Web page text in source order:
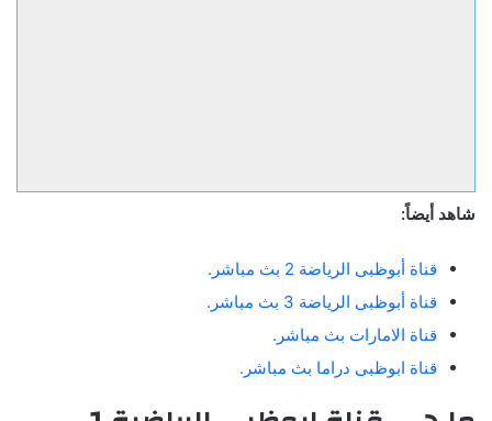
شاهد أيضاً:
قناة أبوظبى الرياضة 2 بث مباشر.
قناة أبوظبى الرياضة 3 بث مباشر.
قناة الامارات بث مباشر.
قناة ابوظبى دراما بث مباشر.